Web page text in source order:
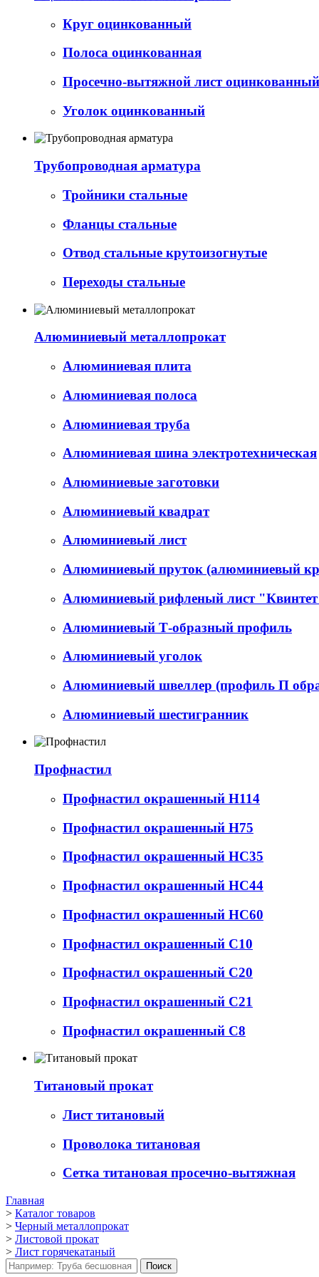
Круг оцинкованный
Полоса оцинкованная
Просечно-вытяжной лист
Уголок оцинкованный
Трубопроводная арматура
Тройники стальные
Фланцы стальные
Отвод стальные крутоизогнутые
Переходы стальные
Алюминиевый металлопрокат
Алюминиевая плита
Алюминиевая полоса
Алюминиевая труба
Алюминиевая шина электротехническая
Алюминиевые заготовки
Алюминиевый квадрат
Алюминиевый лист
Алюминиевый пруток (алюминиевый
Алюминиевый рифленый лист
Алюминиевый Т-образный профиль
Алюминиевый уголок
Алюминиевый швеллер (профиль П
Алюминиевый шестигранник
Профнастил
Профнастил окрашенный Н114
Профнастил окрашенный Н75
Профнастил окрашенный НС35
Профнастил окрашенный НС44
Профнастил окрашенный НС60
Профнастил окрашенный С10
Профнастил окрашенный С20
Профнастил окрашенный С21
Профнастил окрашенный С8
Титановый прокат
Лист титановый
Проволока титановая
Сетка титановая просечно-вытяжная
Главная
> Каталог товаров
> Черный металлопрокат
> Листовой прокат
> Лист горячекатаный